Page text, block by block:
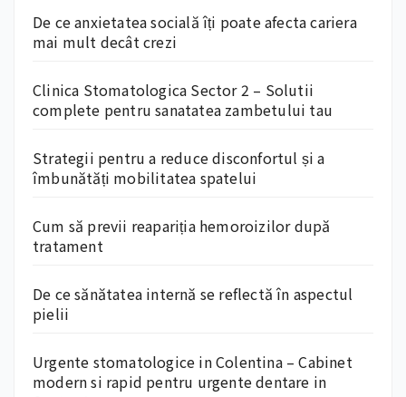
De ce anxietatea socială îți poate afecta cariera
mai mult decât crezi
Clinica Stomatologica Sector 2 – Solutii
complete pentru sanatatea zambetului tau
Strategii pentru a reduce disconfortul și a
îmbunătăți mobilitatea spatelui
Cum să previi reapariția hemoroizilor după
tratament
De ce sănătatea internă se reflectă în aspectul
pielii
Urgente stomatologice in Colentina – Cabinet
modern si rapid pentru urgente dentare in